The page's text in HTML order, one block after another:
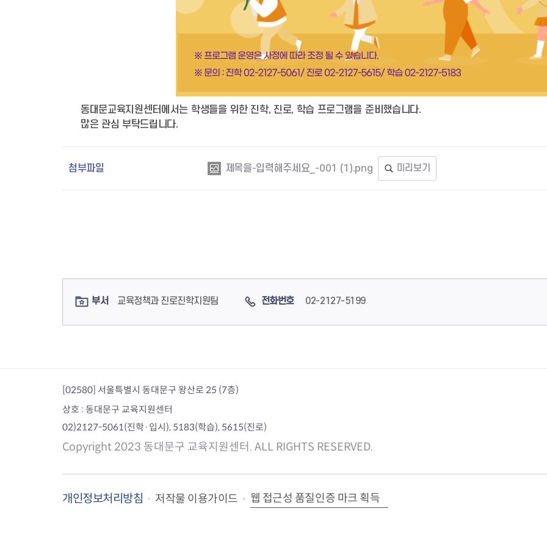
동대문교육지원센터에서는 학생들을 위한 진학, 진로, 학습 프로그램을 준비했습니다.
많은 관심 부탁드립니다.
첨부파일 제목을-입력해주세요_-001 (1).png 미리보기
부서 교육정책과 진로진학지원팀 전화번호 02-2127-5199
[02580] 서울특별시 동대문구 왕산로 25 (7층)
상호 : 동대문구 교육지원센터
02)2127-5061(진학·입시), 5183(학습), 5615(진로)
Copyright 2023 동대문구 교육지원센터. ALL RIGHTS RESERVED.
개인정보처리방침 저작물 이용가이드 웹 접근성 품질인증 마크 획득